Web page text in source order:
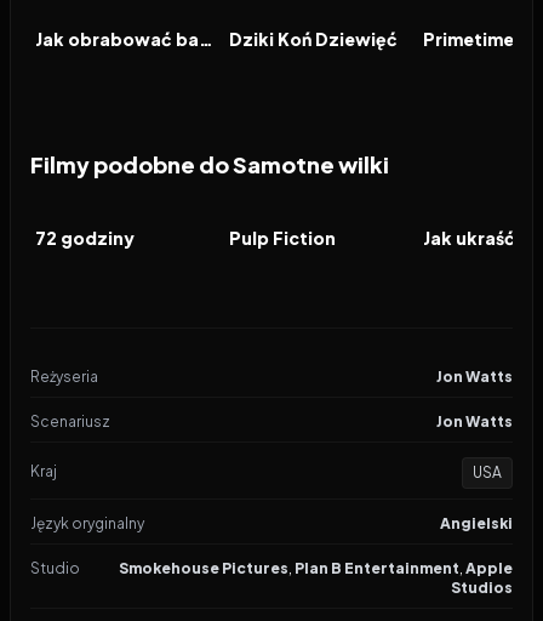
FILM Jak obrabować bank FILM
Dziki Koń Dziewięć FILM
Primetime
Filmy podobne do Samotne wilki
FILM
72 godziny FILM
Pulp Fiction FILM
Jak ukraść
Reżyseria Jon Watts
Scenariusz Jon Watts
Kraj USA
Język oryginalny Angielski
Studio Smokehouse Pictures, Plan B Entertainment, Apple
Studios